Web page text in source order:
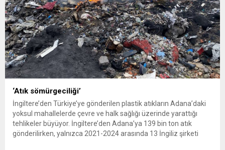
‘Atık sömürgeciliği’
İngiltere’den Türkiye’ye gönderilen plastik atıkların Adana’daki
yoksul mahallelerde çevre ve halk sağlığı üzerinde yarattığı
tehlikeler büyüyor. İngiltere’den Adana’ya 139 bin ton atık
gönderilirken, yalnızca 2021-2024 arasında 13 İngiliz şirketi